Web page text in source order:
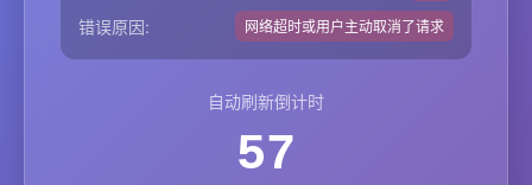
错误原因: 网络超时或用户主动取消了请求
自动刷新倒计时
57